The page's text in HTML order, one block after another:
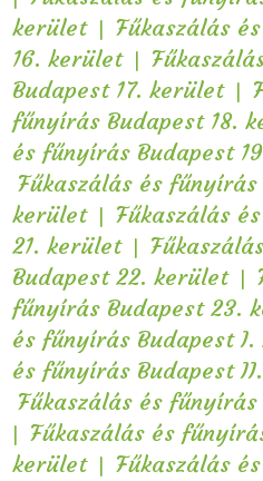
kerület | Fűkaszálás
16. kerület |
Budapest 17. kerület |
fűnyírás Budapest 18.
és fűnyírás Budapest
Fűkaszálás és fűnyírás
kerület | Fűkaszálás
21. kerület |
Budapest 22. kerület |
fűnyírás Budapest 23.
és fűnyírás Budapest
és fűnyírás Budapest
Fűkaszálás és
| Fűkaszálás és
kerület | Fűkaszálás